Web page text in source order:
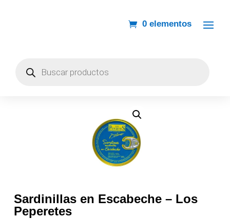
0 elementos
Sardinillas en Escabeche – Los
Peperetes